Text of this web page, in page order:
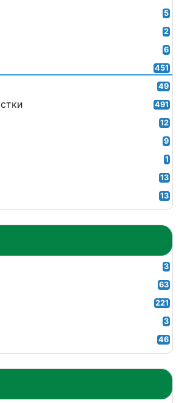
5
2
6
451
49
491
12
9
1
13
13
3
63
221
3
46